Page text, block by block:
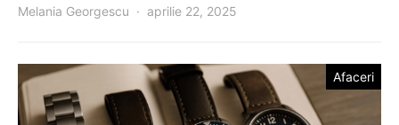
Melania Georgescu aprilie 22, 2025
Afaceri